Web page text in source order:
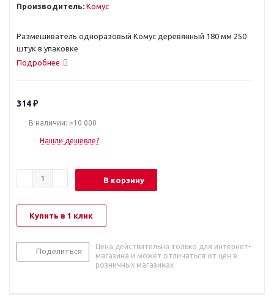
Производитель: Комус
Размешиватель одноразовый Комус деревянный 180 мм 250
штук в упаковке
Подробнее
314₽
В наличии: >10 000
Нашли дешевле?
В корзину
Купить в 1 клик
Поделиться
Цена действительна только для интернет-
магазина и может отличаться от цен в
розничных магазинах